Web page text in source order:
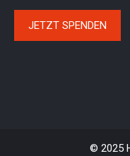
JETZT SPENDEN
© 2025